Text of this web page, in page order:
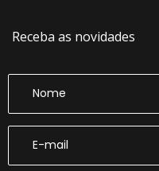
Receba as novidades